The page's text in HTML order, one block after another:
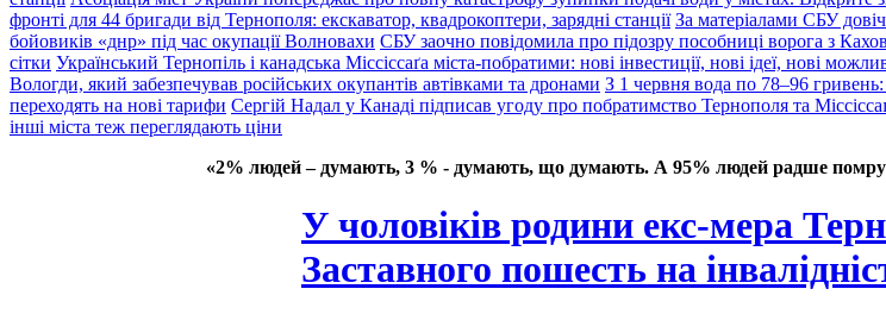
фронті для 44 бригади від Тернополя: екскаватор, квадрокоптери, зарядні станції За матеріалами СБУ
бойовиків «днр» під час окупації Волновахи СБУ заочно повідомила про підозру пособниці ворога з
сітки Український Тернопіль і канадська Міссіссаґа міста-побратими: нові інвестиції, нові ідеї, нові
Вологди, який забезпечував російських окупантів автівками та дронами З 1 червня вода по 78–96
переходять на нові тарифи Сергій Надал у Канаді підписав угоду про побратимство Тернополя та
інші міста теж переглядають ціни
«2% людей – думають, 3 % - думають, що думають. А 95% людей радше
У чоловіків родини екс-мера
Заставного пошесть на